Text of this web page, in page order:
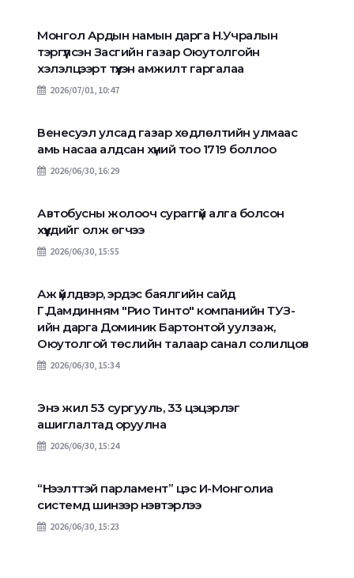
Монгол Ардын намын дарга Н.Учралын
тэргүүлсэн Засгийн газар Оюутолгойн
хэлэлцээрт түүхэн амжилт гаргалаа
2026/07/01, 10:47
Венесуэл улсад газар хөдлөлтийн улмаас
амь насаа алдсан хүний тоо 1719 боллоо
2026/06/30, 16:29
Автобусны жолооч сураггүй алга болсон
хүүхдийг олж өгчээ
2026/06/30, 15:55
Аж үйлдвэр, эрдэс баялгийн сайд
Г.Дамдинням "Рио Тинто" компанийн ТУЗ-
ийн дарга Доминик Бартонтой уулзаж,
Оюутолгой төслийн талаар санал солилцов
2026/06/30, 15:34
Энэ жил 53 сургууль, 33 цэцэрлэг
ашиглалтад оруулна
2026/06/30, 15:24
“Нээлттэй парламент” цэс И-Монголиа
системд шинээр нэвтэрлээ
2026/06/30, 15:23